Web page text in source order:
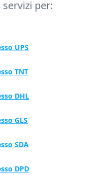
per:
UPS
TNT
DHL
GLS
SDA
DPD